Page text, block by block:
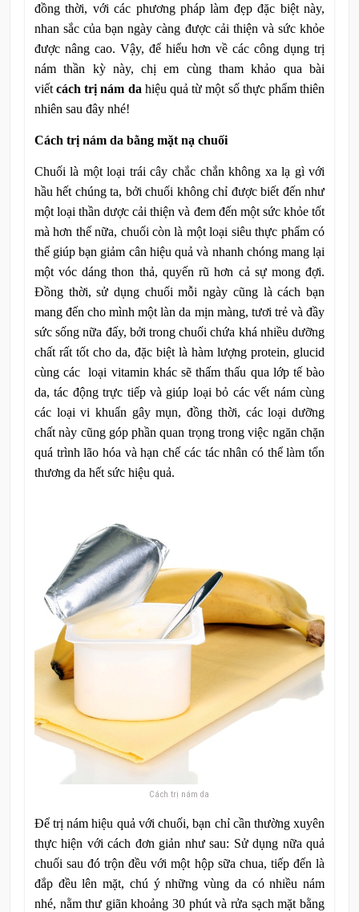
đồng thời, với các phương pháp làm đẹp đặc biệt này,
nhan sắc của bạn ngày càng được cải thiện và sức khỏe
được nâng cao. Vậy, để hiểu hơn về các công dụng trị
nám thần kỳ này, chị em cùng tham khảo qua bài
viếtcách trị nám da hiệu quả từ một số thực phẩm thiên
nhiên sau đây nhé!
Cách trị nám da bằng mặt nạ chuối
Chuối là một loại trái cây chắc chắn không xa lạ gì với
hầu hết chúng ta, bởi chuối không chỉ được biết đến như
một loại thần dược cải thiện và đem đến một sức khỏe tốt
mà hơn thế nữa, chuối còn là một loại siêu thực phẩm có
thể giúp bạn giảm cân hiệu quả và nhanh chóng mang lại
một vóc dáng thon thả, quyến rũ hơn cả sự mong đợi.
Đồng thời, sử dụng chuối mỗi ngày cũng là cách bạn
mang đến cho mình một làn da mịn màng, tươi trẻ và đầy
sức sống nữa đấy, bởi trong chuối chứa khá nhiều dưỡng
chất rất tốt cho da, đặc biệt là hàm lượng protein, glucid
cùng các loại vitamin khác sẽ thấm thấu qua lớp tế bào
da, tác động trực tiếp và giúp loại bỏ các vết nám cùng
các loại vi khuẩn gây mụn, đồng thời, các loại dưỡng
chất này cũng góp phần quan trọng trong việc ngăn chặn
quá trình lão hóa và hạn chế các tác nhân có thể làm tổn
thương da hết sức hiệu quả.
Cách trị nám da
Để trị nám hiệu quả với chuối, bạn chỉ cần thường xuyên
thực hiện với cách đơn giản như sau: Sử dụng nữa quả
chuối sau đó trộn đều với một hộp sữa chua, tiếp đến là
đắp đều lên mặt, chú ý những vùng da có nhiều nám
nhé, nằm thư giãn khoảng 30 phút và rửa sạch mặt bằng